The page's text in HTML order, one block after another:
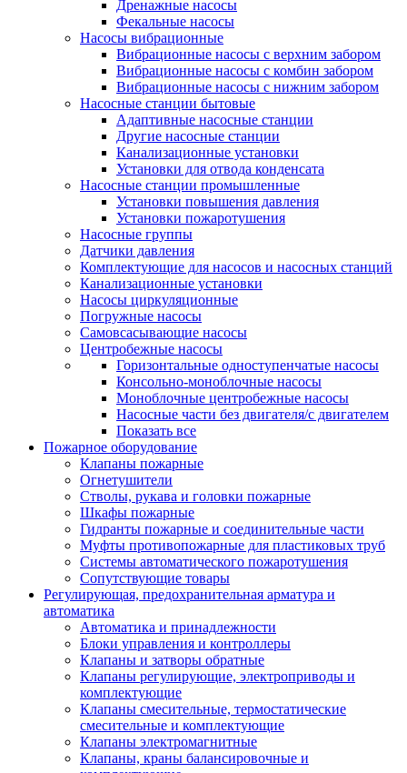
Дренажные насосы
Фекальные насосы
Насосы вибрационные
Вибрационные насосы с верхним забором
Вибрационные насосы с комбин забором
Вибрационные насосы с нижним забором
Насосные станции бытовые
Адаптивные насосные станции
Другие насосные станции
Канализационные установки
Установки для отвода конденсата
Насосные станции промышленные
Установки повышения давления
Установки пожаротушения
Насосные группы
Датчики давления
Комплектующие для насосов и насосных станций
Канализационные установки
Насосы циркуляционные
Погружные насосы
Самовсасывающие насосы
Центробежные насосы
Горизонтальные одноступенчатые насосы
Консольно-моноблочные насосы
Моноблочные центробежные насосы
Насосные части без двигателя/с двигателем
Показать все
Пожарное оборудование
Клапаны пожарные
Огнетушители
Стволы, рукава и головки пожарные
Шкафы пожарные
Гидранты пожарные и соединительные части
Муфты противопожарные для пластиковых труб
Системы автоматического пожаротушения
Сопутствующие товары
Регулирующая, предохранительная арматура и
автоматика
Автоматика и принадлежности
Блоки управления и контроллеры
Клапаны и затворы обратные
Клапаны регулирующие, электроприводы и
комплектующие
Клапаны смесительные, термостатические
смесительные и комплектующие
Клапаны электромагнитные
Клапаны, краны балансировочные и